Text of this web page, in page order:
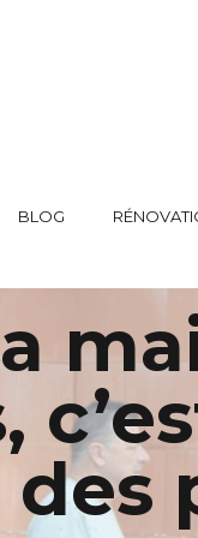
BLOG